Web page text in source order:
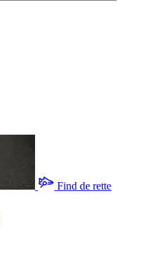
Find de rette